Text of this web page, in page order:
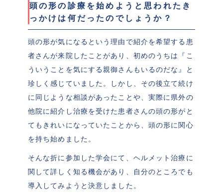
頭の形の診療を始めようと思われたき
っかけは何だったのでしょうか？
頭の形が気になるという理由で紹介を希望する患
者さんが来院したことがあり、初めのうちは『こ
ういうことを気にする親御さんもいるのだな』と
珍しく感じていました。しかし、その後立て続け
に同じような相談があったことや、実際に県外の
他院に紹介し治療を受けた患者さんの頭の形がと
てもきれいになっていたことから、頭の形に関心
を持ち始めました。
そんな折に参加した学会にて、ヘルメット治療に
関して詳しく知る機会があり、自分のところでも
導入してみようと決意しました。